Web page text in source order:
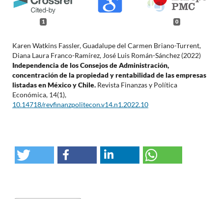
1 0
Karen Watkins Fassler, Guadalupe del Carmen Briano-Turrent,
Diana Laura Franco-Ramírez, José Luis Román-Sánchez (2022)
Independencia de los Consejos de Administración,
concentración de la propiedad y rentabilidad de las empresas
listadas en México y Chile. Revista Finanzas y Política
Económica, 14(1),
10.14718/revfinanzpolitecon.v14.n1.2022.10